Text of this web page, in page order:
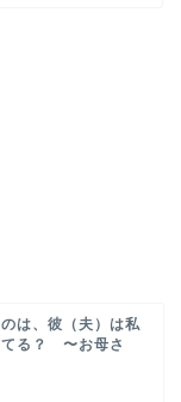
は、彼（夫）は私
てる？ 〜お母さ